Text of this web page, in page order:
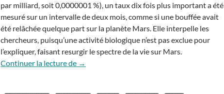
par milliard, soit 0,0000001 %), un taux dix fois plus important a été
mesuré sur un intervalle de deux mois, comme si une bouffée avait
été relâchée quelque part sur la planète Mars. Elle interpelle les
chercheurs, puisqu’une activité biologique n’est pas exclue pour
l’expliquer, faisant resurgir le spectre de la vie sur Mars.
Continuer la lecture de Le mystère du méthane sur Mars
→